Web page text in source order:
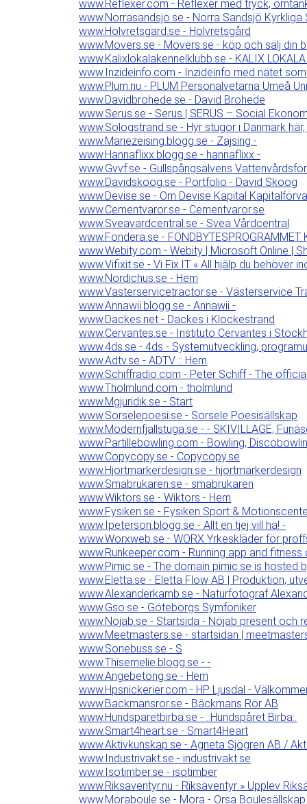
www.Reflexer.com - Reflexer med tryck,
www.Norrasandsjo.se - Norra Sandsjö Kyrkliga
www.Holvretsgard.se - Holvretsgård
www.Movers.se - Movers.se - köp och sälj din
www.Kalixlokalakennelklubb.se - KALIX
www.Inzideinfo.com - Inzideinfo med nätet
www.Plum.nu - PLUM Personalvetarna Umeå
www.Davidbrohede.se - David Brohede
www.Serus.se - Serus | SERUS – Social
www.Sologstrand.se - Hyr stugor i Danmark
www.Mariezeising.blogg.se - Zajsing -
www.Hannaflixx.blogg.se - hannaflixx -
www.Gvvf.se - Gullspångsälvens
www.Davidskoog.se - Portfolio - David Skoog
www.Devise.se - Om Devise Kapital
www.Cementvaror.se - Cementvaror.se
www.Sveavardcentral.se - Svea Vårdcentral
www.Fondera.se - FONDBYTESPROGRAMMET
www.Webity.com - Webity | Microsoft Online |
www.Vifixit.se - Vi Fix.IT « All hjälp du behöver
www.Nordichus.se - Hem
www.Vasterservicetractor.se - Västerservice
www.Annawii.blogg.se - Annawii -
www.Dackes.net - Dackes i Klockestrand
www.Cervantes.se - Instituto Cervantes i
www.4ds.se - 4ds - Systemutveckling,
www.Adtv.se - ADTV :: Hem
www.Schiffradio.com - Peter Schiff - The
www.Tholmlund.com - tholmlund
www.Mgjuridik.se - Start
www.Sorselepoesi.se - Sorsele Poesisällskap
www.Modernfjallstuga.se - - SKIVILLAGE,
www.Partillebowling.com - Bowling,
www.Copycopy.se - Copycopy.se
www.Hjortmarkerdesign.se - hjortmarkerdesign
www.Smabrukaren.se - smabrukaren
www.Wiktors.se - Wiktors - Hem
www.Fysiken.se - Fysiken Sport &
www.Ipeterson.blogg.se - Allt en tjej vill ha! -
www.Worxweb.se - WORX Yrkeskläder för
www.Runkeeper.com - Running app and fitness
www.Pimic.se - The domain pimic.se is hosted
www.Eletta.se - Eletta Flow AB | Produktion,
www.Alexanderkamb.se - Naturfotograf
www.Gso.se - Göteborgs Symfoniker
www.Nojab.se - Startsida - Nöjab present och
www.Meetmasters.se - startsidan |
www.Sonebuss.se - S
www.Thisemelie.blogg.se - -
www.Angebetong.se - Hem
www.Hpsnickerier.com - HP Ljusdal -
www.Backmansror.se - Bäckmans Rör AB
www.Hundsparetbirba.se - .:Hundspåret Birba:.
www.Smart4heart.se - Smart4Heart
www.Aktivkunskap.se - Agneta Sjögren AB /
www.Industrivakt.se - industrivakt.se
www.Isotimber.se - isotimber
www.Riksaventyr.nu - Riksäventyr » Upplev
www.Moraboule.se - Mora - Orsa Boulesällskap